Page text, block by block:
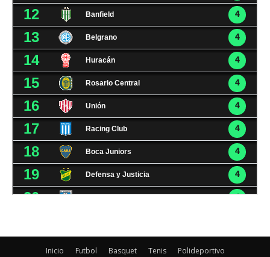
Inicio Futbol Basquet Tenis Polideportivo